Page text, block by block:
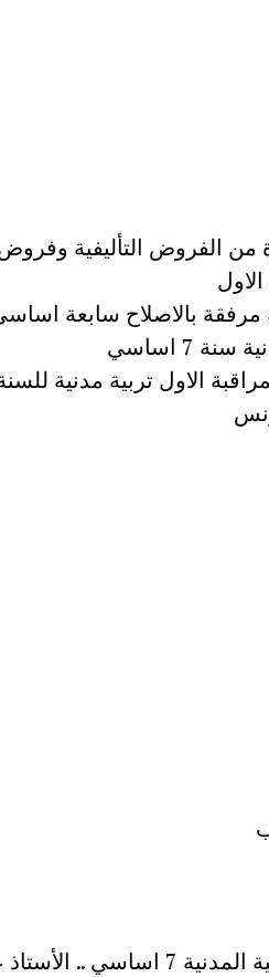
من الفروض التأليفية
تربية مدنية مرفقة بالاصلاح سابعة
7 اساسي
الاول تربية مدنية
فرض تأليفي عدد1 في مادة التربية المدنية 7 اساسي